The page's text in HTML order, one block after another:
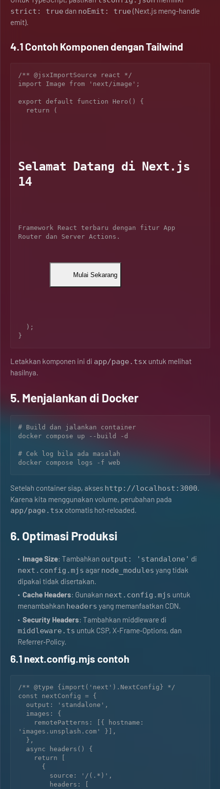
strict: true dan noEmit: true (Next.js meng-handle
emit).
4.1 Contoh Komponen dengan Tailwind
/** @jsxImportSource react */
import Image from 'next/image';
export default function Hero() {
Selamat Datang di Next.js
14
Framework React terbaru dengan fitur App
Router dan Server Actions.
          Mulai Sekarang
Letakkan komponen ini di app/page.tsx untuk melihat
hasilnya.
5. Menjalankan di Docker
# Build dan jalankan container
docker compose up --build -d
# Cek log bila ada masalah
Setelah container siap, akses http://localhost:3000.
Karena kita menggunakan volume, perubahan pada
app/page.tsx otomatis hot‑reloaded.
6. Optimasi Produksi
Image Size: Tambahkan output: 'standalone' di
next.config.mjs agar node_modules yang tidak
dipakai tidak disertakan.
Cache Headers: Gunakan next.config.mjs untuk
menambahkan headers yang memanfaatkan CDN.
Security Headers: Tambahkan middleware di
middleware.ts untuk CSP, X‑Frame‑Options, dan
Referrer‑Policy.
6.1 next.config.mjs contoh
/** @type {import('next').NextConfig} */
const nextConfig = {
'images.unsplash.com' }],